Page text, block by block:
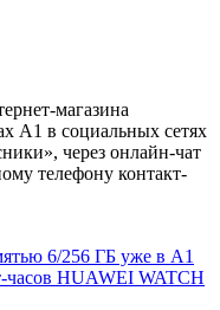
магазина
A1 в социальных сетях
через онлайн-чат
телефону контакт-
6/256 ГБ уже в А1
часов HUAWEI WATCH